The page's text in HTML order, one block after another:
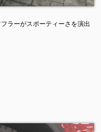
ラーがスポーティーさを演出